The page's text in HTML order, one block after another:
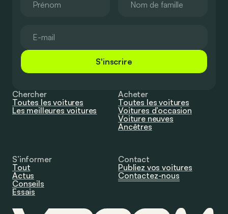
S'inscrire
Chercher
Toutes les voitures
Les meilleures voitures
Acheter
Toutes les voitures
Voitures d’occasion
Voiture neuves
Ancêtres
S’informer
Tout
Actus
Conseils
Essais
Contact
Publiez vos voitures
Contactez-nous